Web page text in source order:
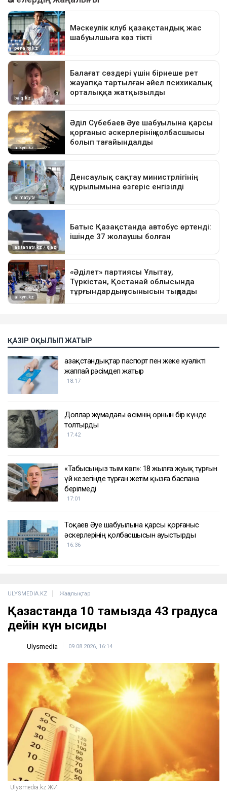
ҚАЗІР ОҚЫЛЫП ЖАТЫР
Қазақстандықтар паспорт пен жеке куәлікті
жаппай рәсімдеп жатыр
18:17
Доллар жұмадағы өсімнің орнын бір күнде
толтырды
17:42
«Табысыңыз тым көп»: 18 жылға жуық тұрғын
үй кезегінде тұрған жетім қызға баспана
берілмеді
17:01
Тоқаев Әуе шабуылына қарсы қорғаныс
әскерлерінің қолбасшысын ауыстырды
16:36
ULYSMEDIA.KZ Жаңалықтар
Қазақстанда 10 тамызда 43 градусқа
дейін күн ысиды
Ulysmedia 09.08.2026, 16:14
Ulysmedia.kz ЖИ